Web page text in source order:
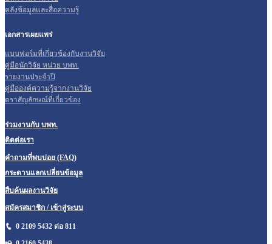
คลังข้อมูลและสื่อความรู้
เอกสารเผยแพร่
แบบฟอร์มที่เกี่ยวข้องกับงานวิจัย
คู่มือนักวิจัย หน่วย บพท.
รายงานประจำปี
คู่มือองค์ความรู้จากงานวิจัย
ตราสัญลักษณ์ที่เกี่ยวข้อง
ร่วมงานกับ บพท.
ติดต่อเรา
คำถามที่พบบ่อย (FAQ)
กระดานแลกเปลี่ยนข้อมูล
สืบค้นผลงานวิจัย
สมัครสมาชิก / เข้าสู่ระบบ
0 2109 5432 ต่อ 811